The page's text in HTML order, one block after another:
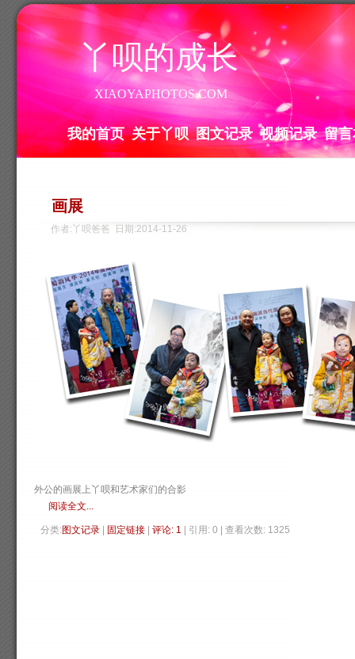
丫呗的成长
XIAOYAPHOTOS.COM
我的首页 关于丫呗 图文记录 视频记录 留
画展
作者:丫呗爸爸 日期:2014-11-26
外公的画展上丫呗和艺术家们的合影
阅读全文...
分类:图文记录 固定链接 评论: 1 | 引用: 0 | 查看次数: 1325